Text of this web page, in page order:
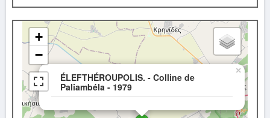
ÉLEFTHÉROUPOLIS. - Colline de
Paliambéla - 1979
×
+
−